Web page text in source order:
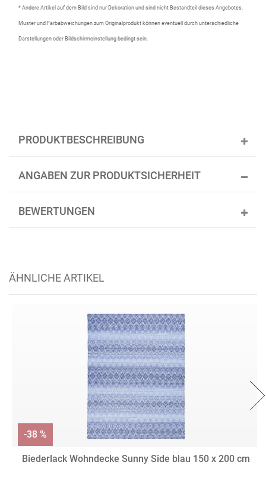
* Andere Artikel auf dem Bild sind nur Dekoration und sind nicht Bestandteil dieses Angebotes.
Muster und Farbabweichungen zum Originalprodukt können eventuell durch unterschiedliche
Darstellungen oder Bildschirmeinstellung bedingt sein.
PRODUKTBESCHREIBUNG
ANGABEN ZUR PRODUKTSICHERHEIT
BEWERTUNGEN
ÄHNLICHE ARTIKEL
Biederlack Wohndecke Sunny Side blau 150 x 200 cm
-38 %